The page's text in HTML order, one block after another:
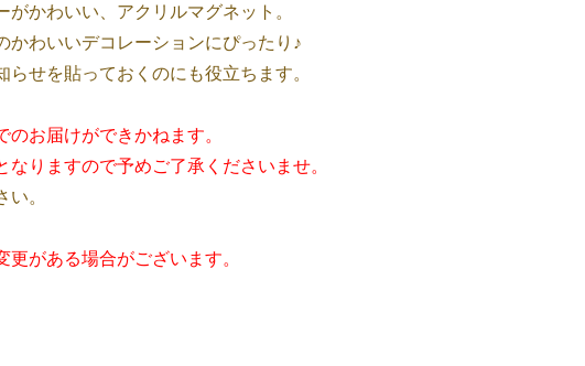
かわいい、アクリルマグネット。
かわいいデコレーションにぴったり♪
らせを貼っておくのにも役立ちます。
お届けができかねます。
りますので予めご了承くださいませ。
。
がある場合がございます。